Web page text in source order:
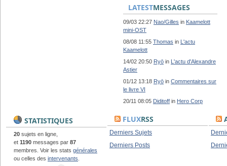
LATESTMESSAGES
09/03 22:27 Nao/Gilles in Kaamelott
mini-OST
08/08 11:55 Thomas in L'actu
Kaamelott
14/02 20:50 Ryō in L'actu d'Alexandre
Astier
01/12 13:18 Ryō in Commentaires sur
le livre VI
20/11 08:05 Diditoff in Hero Corp
STATISTIQUES
20 sujets en ligne,
et 1190 messages par 87
membres. Voir les stats générales
ou celles des intervenants
FLUXRSS
Derniers Sujets
Derniers Posts